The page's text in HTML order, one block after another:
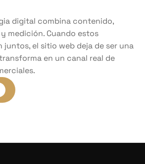
digital combina contenido,
medición. Cuando estos
juntos, el sitio web deja de ser una
en un canal real de